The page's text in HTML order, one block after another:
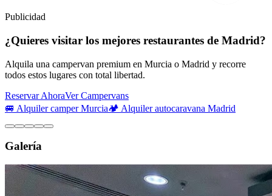
Publicidad
¿Quieres visitar los mejores restaurantes de Madrid?
Alquila una campervan premium en Murcia o Madrid y recorre
todos estos lugares con total libertad.
Reservar AhoraVer Campervans
🚐 Alquiler camper Murcia🏕️ Alquiler autocaravana Madrid
Galería